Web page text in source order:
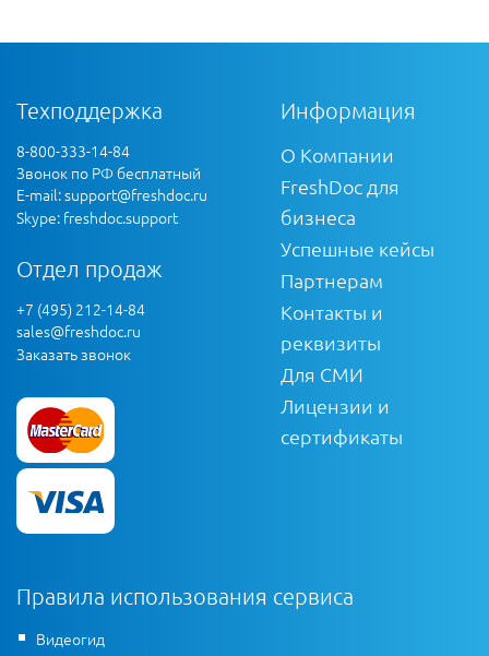
Техподдержка
8-800-333-14-84
Звонок по РФ бесплатный
E-mail:support@freshdoc.ru
Skype: freshdoc.support
Отдел продаж
+7 (495) 212-14-84
sales@freshdoc.ru
Заказать звонок
Информация
О Компании
FreshDoc для
бизнеса
Успешные кейсы
Партнерам
Контакты и
реквизиты
Для СМИ
Лицензии и
сертификаты
Правила использования сервиса
Видеогид